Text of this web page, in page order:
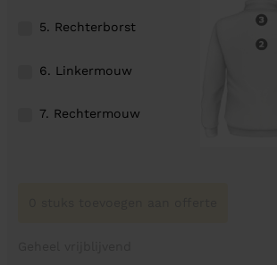
5. Rechterborst
6. Linkermouw
7. Rechtermouw